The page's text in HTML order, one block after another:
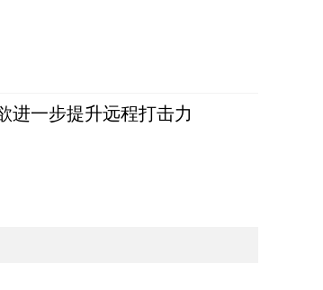
进一步提升远程打击力